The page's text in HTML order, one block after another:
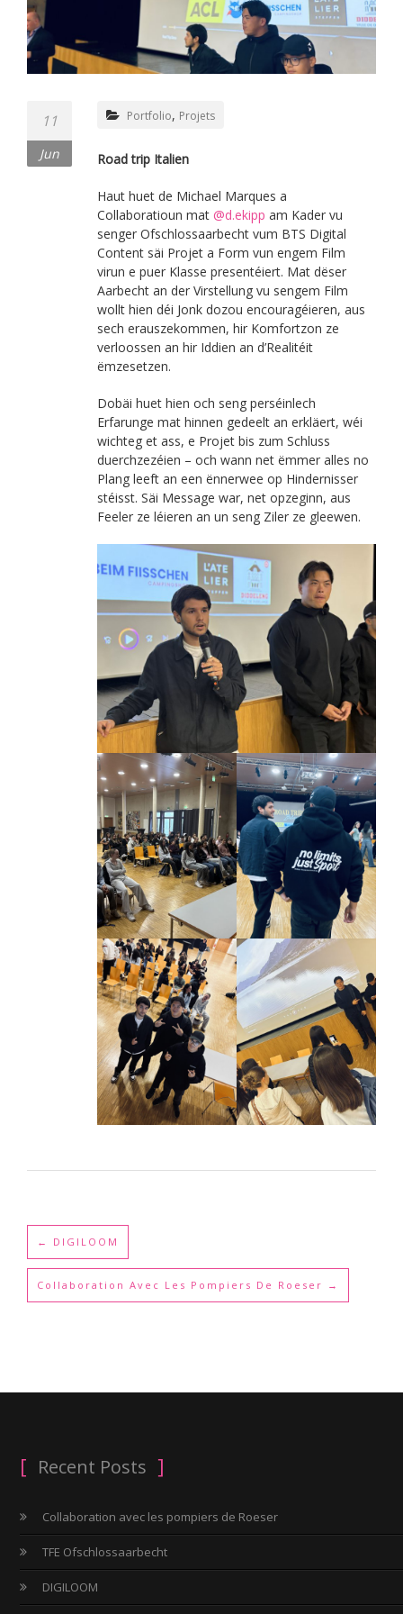
11
Jun
Portfolio, Projets
Road trip Italien
Haut huet de Michael Marques a
Collaboratioun mat @d.ekipp am Kader vu
senger Ofschlossaarbecht vum BTS Digital
Content säi Projet a Form vun engem Film
virun e puer Klasse presentéiert. Mat dëser
Aarbecht an der Virstellung vu sengem Film
wollt hien déi Jonk dozou encouragéieren, aus
sech erauszekommen, hir Komfortzon ze
verloossen an hir Iddien an d’Realitéit
ëmzesetzen.
Dobäi huet hien och seng perséinlech
Erfarunge mat hinnen gedeelt an erkläert, wéi
wichteg et ass, e Projet bis zum Schluss
duerchzezéien – och wann net ëmmer alles no
Plang leeft an een ënnerwee op Hindernisser
stéisst. Säi Message war, net opzeginn, aus
Feeler ze léieren an un seng Ziler ze gleewen.
← DIGILOOM
Collaboration Avec Les Pompiers De Roeser →
Recent Posts
Collaboration avec les pompiers de Roeser
TFE Ofschlossaarbecht
DIGILOOM